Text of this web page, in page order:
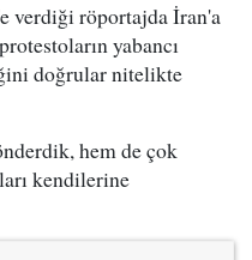
verdiği röportajda İran'a
yabancı
doğrular nitelikte
hem de çok
kendilerine